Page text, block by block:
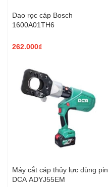
Dao rọc cáp Bosch
1600A01TH6
262.000₫
Máy cắt cáp thủy lực dùng pin
DCA ADYJ55EM